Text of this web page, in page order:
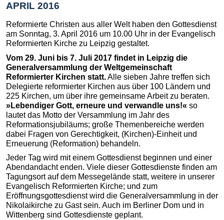
APRIL 2016
Reformierte Christen aus aller Welt haben den Gottesdienst
am Sonntag, 3. April 2016 um 10.00 Uhr in der Evangelisch
Reformierten Kirche zu Leipzig gestaltet.
Vom 29. Juni bis 7. Juli 2017 findet in Leipzig die
Generalversammlung der Weltgemeinschaft
Reformierter Kirchen statt.Alle sieben Jahre treffen sich
Delegierte reformierter Kirchen aus über 100 Ländern und
225 Kirchen, um über ihre gemeinsame Arbeit zu beraten.
»Lebendiger Gott, erneure und verwandle uns!« so
lautet das Motto der Versammlung im Jahr des
Reformationsjubiläums; große Themenbereiche werden
dabei Fragen von Gerechtigkeit, (Kirchen)-Einheit und
Erneuerung (Reformation) behandeln.
Jeder Tag wird mit einem Gottesdienst beginnen und einer
Abendandacht enden. Viele dieser Gottesdienste finden am
Tagungsort auf dem Messegelände statt, weitere in unserer
Evangelisch Reformierten Kirche; und zum
Eröffnungsgottesdienst wird die Generalversammlung in der
Nikolaikirche zu Gast sein. Auch im Berliner Dom und in
Wittenberg sind Gottesdienste geplant.